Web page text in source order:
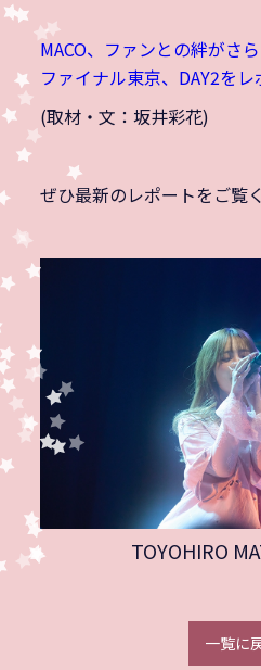
MACO、ファンとの絆がさ
ファイナル東京、DAY2をレ
(取材・文：坂井彩花)
ぜひ最新のレポートをご覧
TOYOHIRO
一覧に